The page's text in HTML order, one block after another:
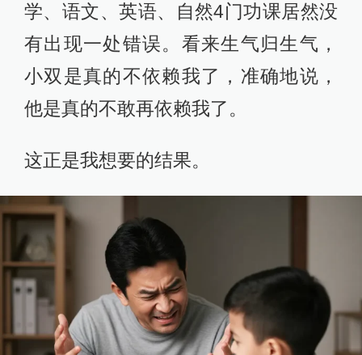
学、语文、英语、自然4门功课居然没
有出现一处错误。看来生气归生气，
小双是真的不依赖我了，准确地说，
他是真的不敢再依赖我了。
这正是我想要的结果。